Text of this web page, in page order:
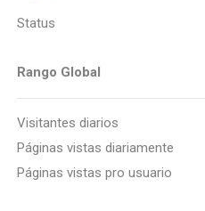
Status
Rango Global
Visitantes diarios
Páginas vistas diariamente
Páginas vistas pro usuario